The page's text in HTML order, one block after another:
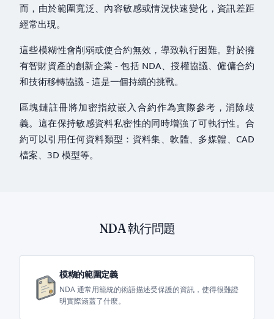
而，由於範圍寬泛、內容敏感或情況快速變化，資訊差距
經常出現。
這些模糊性會削弱或使合約無效，導致執行困難。對於擁
有智財資產的創新企業 - 包括 NDA、授權協議、僱傭合約
和技術移轉協議 - 這是一個持續的挑戰。
區塊鏈註冊將加密指紋嵌入合約作為實際參考，消除歧
義。這在保持敏感資料私密性的同時增強了可執行性。合
約可以引用任何資料類型：資料集、軟體、多媒體、CAD
檔案、3D 模型等。
NDA 執行問題
模糊的範圍定義
NDA 通常用籠統的術語描述受保護的資訊，使得很難證
明實際涵蓋了什麼。